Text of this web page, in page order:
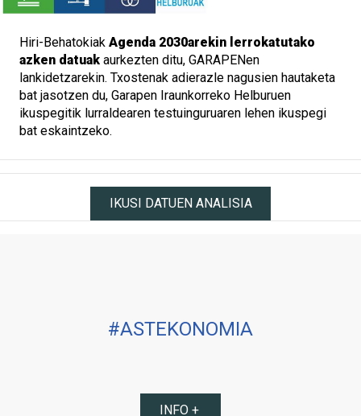
Hiri-Behatokiak Agenda 2030arekin lerrokatutako
azken datuak aurkezten ditu, GARAPENen
lankidetzarekin. Txostenak adierazle nagusien hautaketa
bat jasotzen du, Garapen Iraunkorreko Helburuen
ikuspegitik lurraldearen testuinguruaren lehen ikuspegi
bat eskaintzeko.
IKUSI DATUEN ANALISIA
#ASTEKONOMIA
INFO +